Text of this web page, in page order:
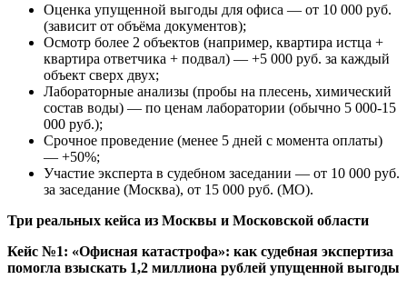
Оценка упущенной выгоды для офиса — от 10 000 руб.
(зависит от объёма документов);
Осмотр более 2 объектов (например, квартира истца +
квартира ответчика + подвал) — +5 000 руб. за каждый
объект сверх двух;
Лабораторные анализы (пробы на плесень, химический
состав воды) — по ценам лаборатории (обычно 5 000-15
000 руб.);
Срочное проведение (менее 5 дней с момента оплаты)
— +50%;
Участие эксперта в судебном заседании — от 10 000 руб.
за заседание (Москва), от 15 000 руб. (МО).
Три реальных кейса из Москвы и Московской области
Кейс №1: «Офисная катастрофа»: как судебная экспертиза
помогла взыскать 1,2 миллиона рублей упущенной выгоды